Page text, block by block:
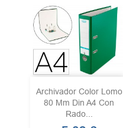
Archivador Color Lomo
80 Mm Din A4 Con
Rado...